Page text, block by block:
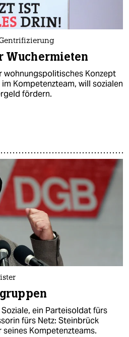
Wuchermieten
wohnungspolitisches Konzept
Kompetenzteam, will sozialen
fördern.
ein Parteisoldat fürs
fürs Netz: Steinbrück
Kompetenzteams.